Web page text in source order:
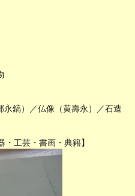
鎬）／仏像（黄壽永）／石造
工芸・書画・典籍】